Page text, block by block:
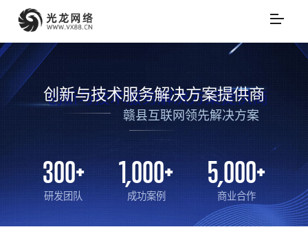
创新与技术服务解决方案提供商
赣县互联网领先解决方案
300+
研发团队
1,000+
成功案例
5,000+
商业合作